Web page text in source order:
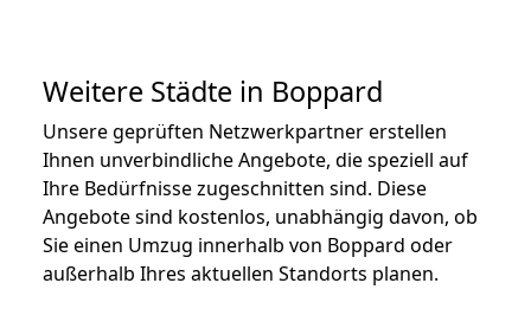
Weitere Städte in Boppard
Unsere geprüften Netzwerkpartner erstellen
Ihnen unverbindliche Angebote, die speziell auf
Ihre Bedürfnisse zugeschnitten sind. Diese
Angebote sind kostenlos, unabhängig davon, ob
Sie einen Umzug innerhalb von Boppard oder
außerhalb Ihres aktuellen Standorts planen.